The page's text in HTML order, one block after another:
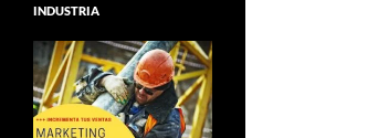
INDUSTRIA